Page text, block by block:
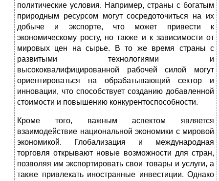
политические условия. Например, страны с богатым
природным ресурсом могут сосредоточиться на их
добыче и экспорте, что может привести к
экономическому росту, но также и к зависимости от
мировых цен на сырье. В то же время страны с
развитыми технологиями и
высококвалифицированной рабочей силой могут
ориентироваться на обрабатывающий сектор и
инновации, что способствует созданию добавленной
стоимости и повышению конкурентоспособности.
Кроме того, важным аспектом является
взаимодействие национальной экономики с мировой
экономикой. Глобализация и международная
торговля открывают новые возможности для стран,
позволяя им экспортировать свои товары и услуги, а
также привлекать иностранные инвестиции. Однако